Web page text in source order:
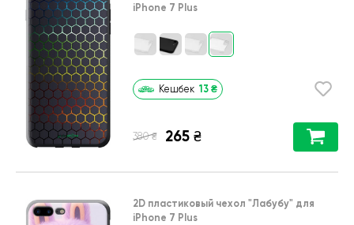
iPhone 7 Plus
Кешбек 13 ₴
380 ₴ 265 ₴
2D пластиковый чехол "Лабубу" для
iPhone 7 Plus